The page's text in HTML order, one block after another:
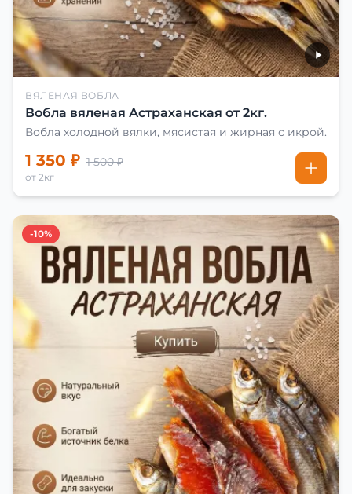
ВЯЛЕНАЯ ВОБЛА
Вобла вяленая Астраханская от 2кг.
Вобла холодной вялки, мясистая и жирная с икрой.
1 350 ₽ 1 500 ₽
от 2кг
-10%